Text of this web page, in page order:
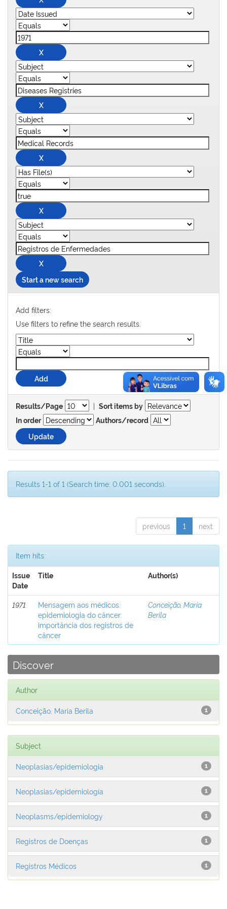
Start a new search
Add filters:
Use filters to refine the search results.
Results/Page | Sort items by
In order
Authors/record
Results 1-1 of 1 (Search time: 0.001 seconds).
previous 1 next
Item hits:
Issue
Date
Title Author(s)
1971
Mensagem aos médicos:
epidemiologia do câncer:
importância dos registros de
câncer
Conceição, Maria
Berila
Discover
Author
1
Conceição, Maria Berila
Subject
1
Neoplasias/epidemiologia
1
Neoplasias/epidemiología
1
Neoplasms/epidemiology
1
Registros de Doenças
1
Registros Médicos